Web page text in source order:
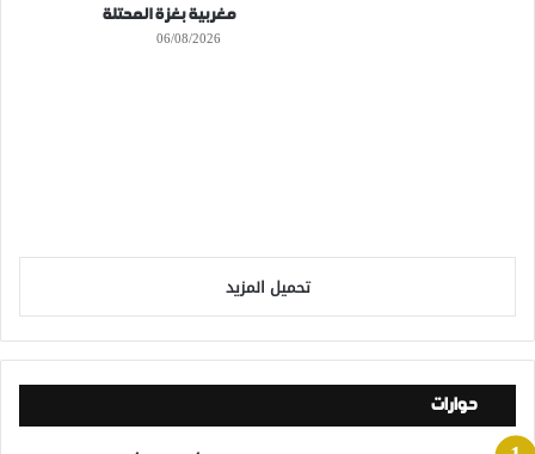
مغربية بغزة المحتلة
06/08/2026
تحميل المزيد
حوارات